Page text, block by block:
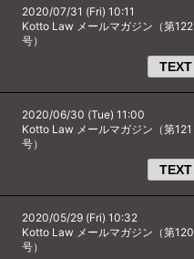
2020/07/31 (Fri) 10:11
Kotto Law メールマガジン（第122
号）
TEXT
2020/06/30 (Tue) 11:00
Kotto Law メールマガジン（第121
号）
TEXT
2020/05/29 (Fri) 10:32
Kotto Law メールマガジン（第120
号）